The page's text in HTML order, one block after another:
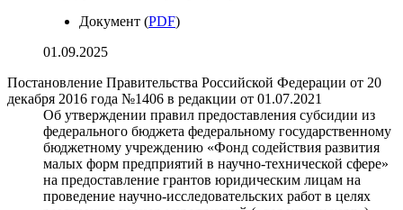
Документ (PDF)
01.09.2025
Постановление Правительства Российской Федерации от 20
декабря 2016 года №1406 в редакции от 01.07.2021
Об утверждении правил предоставления субсидии из
федерального бюджета федеральному государственному
бюджетному учреждению «Фонд содействия развития
малых форм предприятий в научно-технической сфере»
на предоставление грантов юридическим лицам на
проведение научно-исследовательских работ в целях